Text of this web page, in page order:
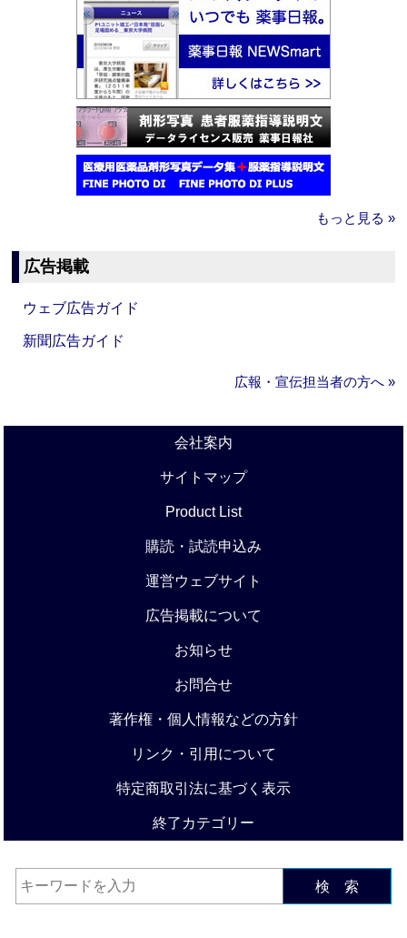
もっと見る »
広告掲載
ウェブ広告ガイド
新聞広告ガイド
広報・宣伝担当者の方へ »
会社案内
サイトマップ
Product List
購読・試読申込み
運営ウェブサイト
広告掲載について
お知らせ
お問合せ
著作権・個人情報などの方針
リンク・引用について
特定商取引法に基づく表示
終了カテゴリー
検 索